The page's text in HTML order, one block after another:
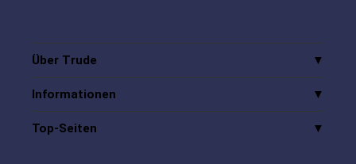
Über Trude
Informationen
Top-Seiten